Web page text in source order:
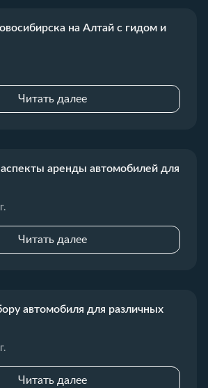
на Алтай с гидом и
Читать далее
аренды автомобилей для
Читать далее
автомобиля для различных
Читать далее